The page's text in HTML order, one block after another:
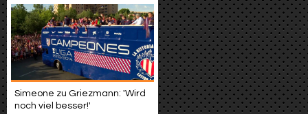
Simeone zu Griezmann: 'Wird
noch viel besser!'